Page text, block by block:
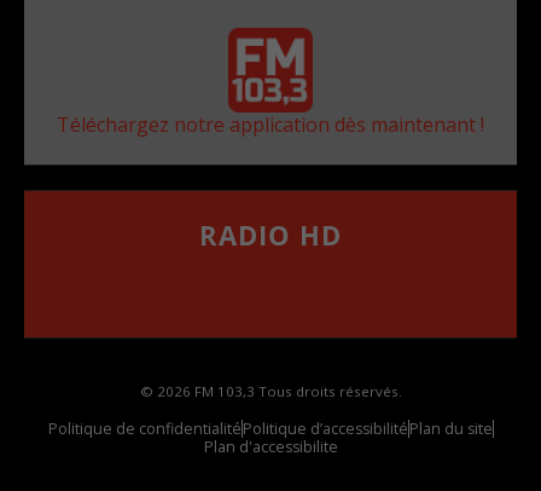
Téléchargez notre application dès maintenant !
RADIO HD
© 2026 FM 103,3 Tous droits réservés.
Politique de confidentialitéPolitique d’accessibilitéPlan du site
Plan d'accessibilite